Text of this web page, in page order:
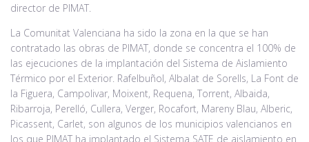
director de PIMAT.
La Comunitat Valenciana ha sido la zona en la que se han
contratado las obras de PIMAT, donde se concentra el 100% de
las ejecuciones de la implantación del Sistema de Aislamiento
Térmico por el Exterior. Rafelbuñol, Albalat de Sorells, La Font de
la Figuera, Campolivar, Moixent, Requena, Torrent, Albaida,
Ribarroja, Perelló, Cullera, Verger, Rocafort, Mareny Blau, Alberic,
Picassent, Carlet, son algunos de los municipios valencianos en
los que PIMAT ha implantado el Sistema SATE de aislamiento en